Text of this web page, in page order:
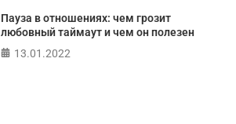
Пауза в отношениях: чем грозит
любовный таймаут и чем он полезен
13.01.2022